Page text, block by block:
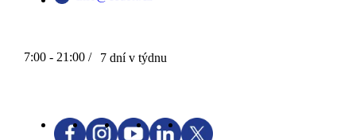
7:00 - 21:00 / 7 dní v týdnu